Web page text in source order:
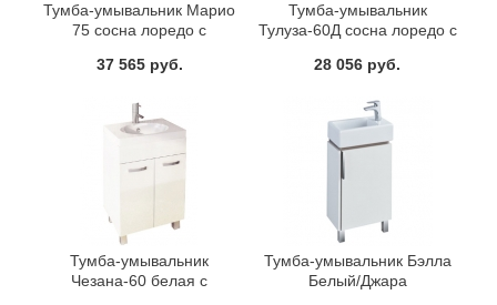
Тумба-умывальник Марио
75 сосна лоредо с
37 565 руб.
Тумба-умывальник
Тулуза-60Д сосна лоредо с
28 056 руб.
Тумба-умывальник
Чезана-60 белая с
Тумба-умывальник Бэлла
Белый/Джара